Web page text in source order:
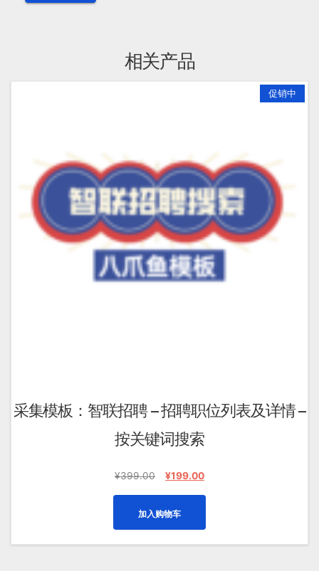
相关产品
促销中
采集模板：智联招聘 – 招聘职位列表及详情 –
按关键词搜索
¥399.00
原
¥399.00。
¥199.00当
为：
¥199.00。
加入购物车